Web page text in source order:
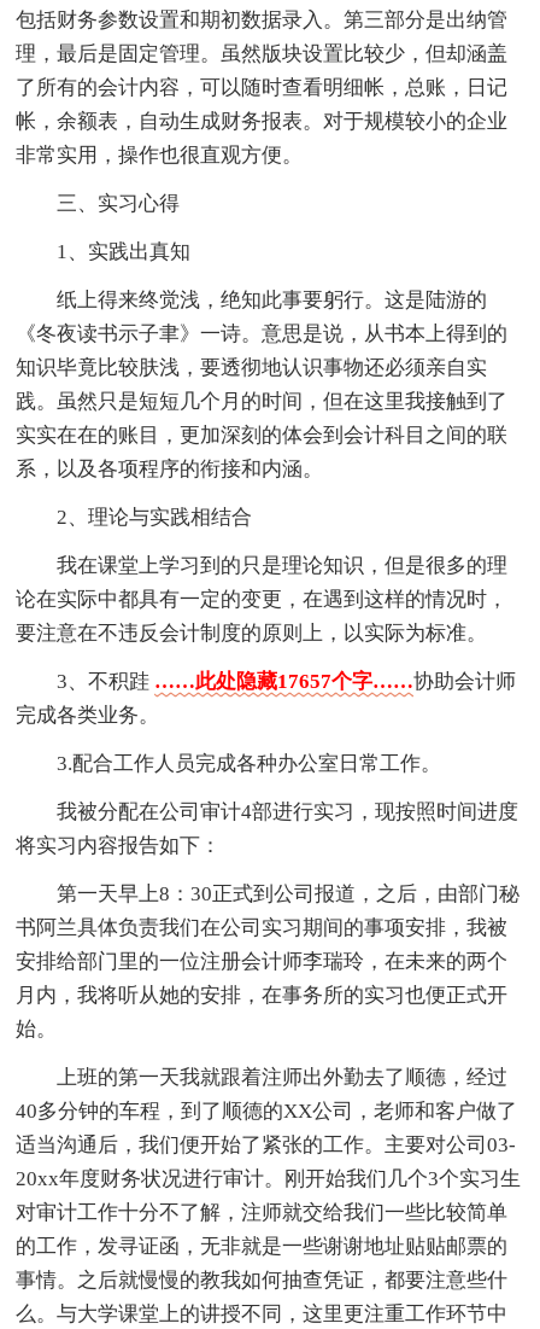
包括财务参数设置和期初数据录入。第三部分是出纳管
理，最后是固定管理。虽然版块设置比较少，但却涵盖
了所有的会计内容，可以随时查看明细帐，总账，日记
帐，余额表，自动生成财务报表。对于规模较小的企业
非常实用，操作也很直观方便。
三、实习心得
1、实践出真知
纸上得来终觉浅，绝知此事要躬行。这是陆游的
《冬夜读书示子聿》一诗。意思是说，从书本上得到的
知识毕竟比较肤浅，要透彻地认识事物还必须亲自实
践。虽然只是短短几个月的时间，但在这里我接触到了
实实在在的账目，更加深刻的体会到会计科目之间的联
系，以及各项程序的衔接和内涵。
2、理论与实践相结合
我在课堂上学习到的只是理论知识，但是很多的理
论在实际中都具有一定的变更，在遇到这样的情况时，
要注意在不违反会计制度的原则上，以实际为标准。
3、不积跬 ……此处隐藏17657个字……协助会计师
完成各类业务。
3.配合工作人员完成各种办公室日常工作。
我被分配在公司审计4部进行实习，现按照时间进度
将实习内容报告如下：
第一天早上8：30正式到公司报道，之后，由部门秘
书阿兰具体负责我们在公司实习期间的事项安排，我被
安排给部门里的一位注册会计师李瑞玲，在未来的两个
月内，我将听从她的安排，在事务所的实习也便正式开
始。
上班的第一天我就跟着注师出外勤去了顺德，经过
40多分钟的车程，到了顺德的XX公司，老师和客户做了
适当沟通后，我们便开始了紧张的工作。主要对公司03-
20xx年度财务状况进行审计。刚开始我们几个3个实习生
对审计工作十分不了解，注师就交给我们一些比较简单
的工作，发寻证函，无非就是一些谢谢地址贴贴邮票的
事情。之后就慢慢的教我如何抽查凭证，都要注意些什
么。与大学课堂上的讲授不同，这里更注重工作环节中